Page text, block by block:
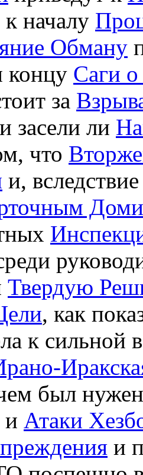
началу
Обману
концу Саги о
за
засели ли
что
и,
Твердую
, как
к сильной
был
и Атаки
и